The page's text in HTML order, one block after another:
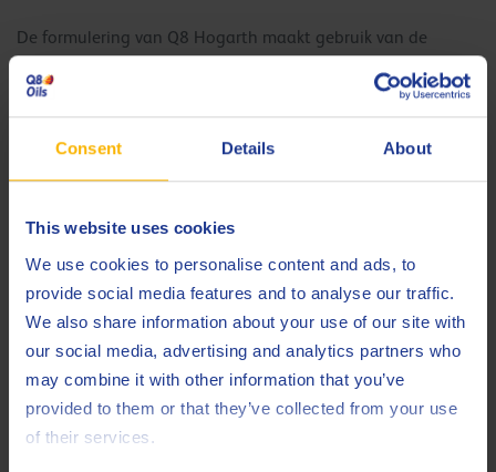
Consent Details About
This website uses cookies
We use cookies to personalise content and ads, to
provide social media features and to analyse our traffic.
We also share information about your use of our site with
our social media, advertising and analytics partners who
may combine it with other information that you’ve
provided to them or that they’ve collected from your use
of their services.
De formulering van Q8 Hogarth maakt gebruik van de
slijtagebescherming. De slijtvastheid is dan ook van een zeer
hoog niveau (12 Pass in de FZG*-test). Ook de elektrische
geleidbaarheid is hoger dan bij zinkvrije hydraulische oliën.
Getriebebau’, het Duitse technische instituut voor de studie
van tandwielen en aandrijfsystemen.
5. Energiebesparing
Doordat de hydraulische Q8 Hogarth oliën zowel bij lage als
bij hoge temperaturen in het optimale viscositeitsbereik
kunnen werken, kunt u er energie mee besparen. Een stabiele